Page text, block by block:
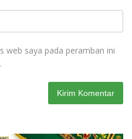
web saya pada peramban ini